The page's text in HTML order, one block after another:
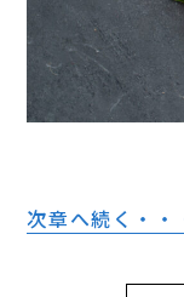
次章へ続く・・